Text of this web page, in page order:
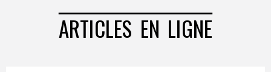
ARTICLES EN LIGNE